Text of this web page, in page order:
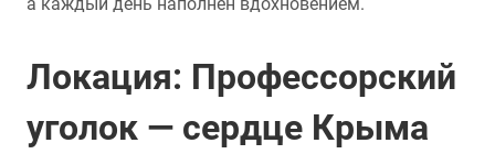
Локация: Профессорский
уголок — сердце Крыма